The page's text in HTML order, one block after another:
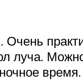
Очень
луча.
время.